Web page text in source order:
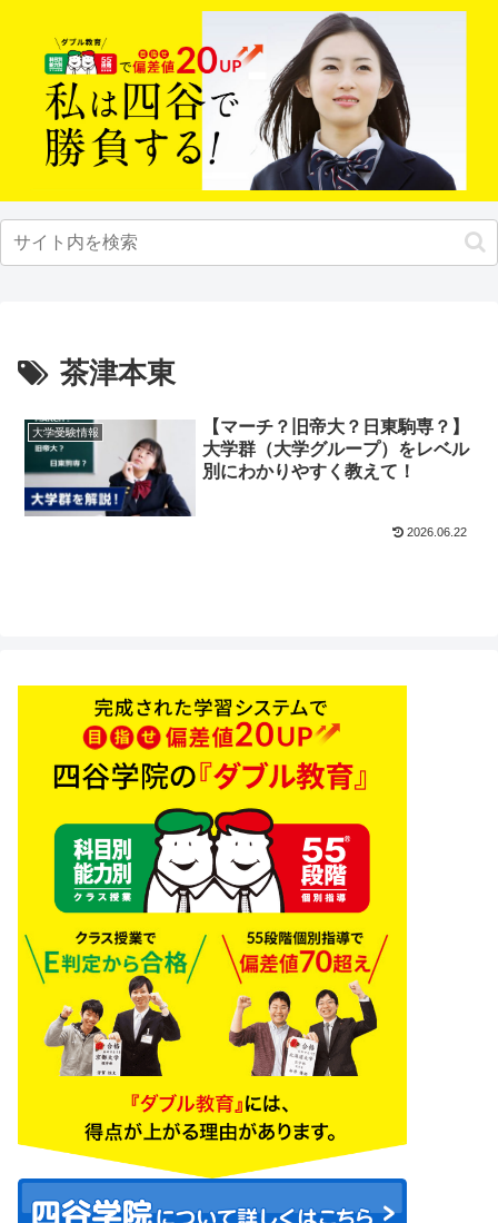
茶津本東
大学受験情報
【マーチ？旧帝大？日東駒専？】
大学群（大学グループ）をレベル
別にわかりやすく教えて！
2026.06.22